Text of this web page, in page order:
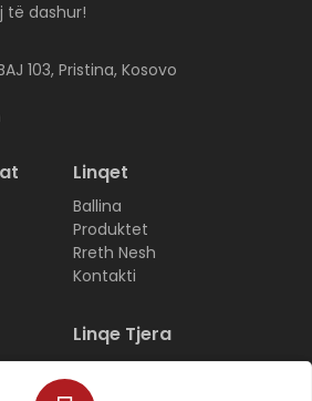
të dashur!
103, Pristina, Kosovo
Linqet
Ballina
Produktet
Rreth Nesh
Kontakti
Linqe Tjera
Produktet
Të gjitha kategoritë